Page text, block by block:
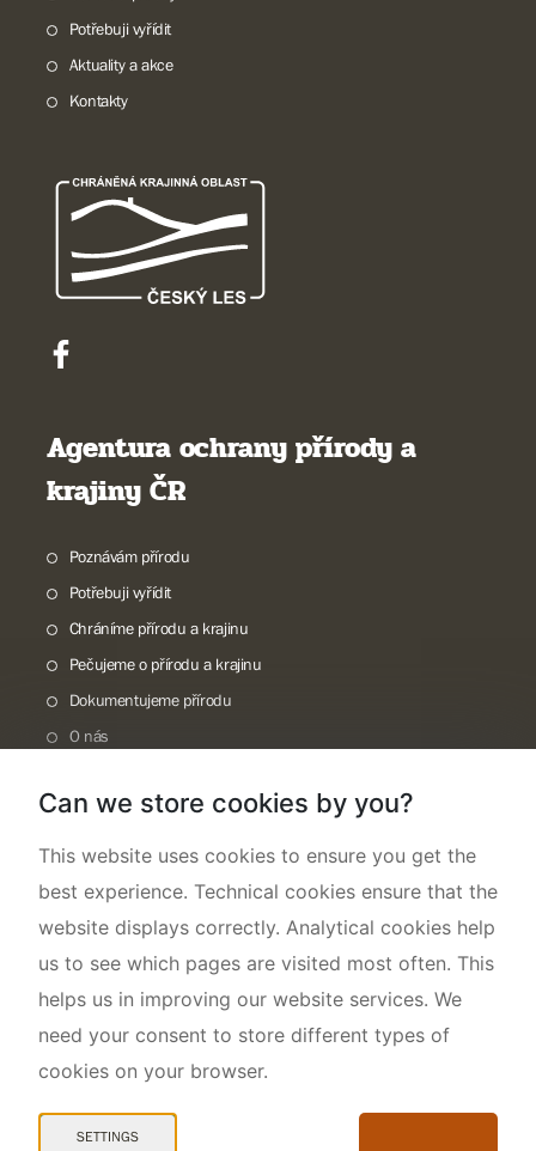
Potřebuji vyřídit
Aktuality a akce
Kontakty
Agentura ochrany přírody a
krajiny ČR
Poznávám přírodu
Potřebuji vyřídit
Chráníme přírodu a krajinu
Pečujeme o přírodu a krajinu
Dokumentujeme přírodu
O nás
Can we store cookies by you?
This website uses cookies to ensure you get the
best experience. Technical cookies ensure that the
website displays correctly. Analytical cookies help
us to see which pages are visited most often. This
helps us in improving our website services. We
need your consent to store different types of
cookies on your browser.
SETTINGS